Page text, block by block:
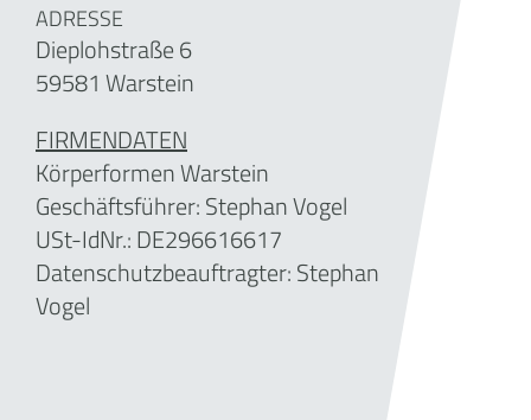
ADRESSE
Dieplohstraße 6
59581 Warstein
FIRMENDATEN
Körperformen Warstein
Geschäftsführer:Stephan Vogel
USt-IdNr.: DE296616617
Datenschutzbeauftragter: Stephan
Vogel